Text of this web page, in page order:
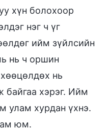
хүн болохоор
нэг ч үг
ийм зүйлсийн
нь ч оршин
нь
байгаа хэрэг. Ийм
улам хурдан үхнэ.
юм.